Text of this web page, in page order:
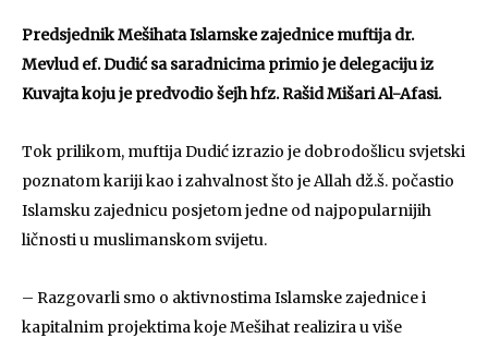
Predsjednik Mešihata Islamske zajednice muftija dr.
Mevlud ef. Dudić sa saradnicima primio je delegaciju iz
Kuvajta koju je predvodio šejh hfz. Rašid Mišari Al-Afasi.
Tok prilikom, muftija Dudić izrazio je dobrodošlicu svjetski
poznatom kariji kao i zahvalnost što je Allah dž.š. počastio
Islamsku zajednicu posjetom jedne od najpopularnijih
ličnosti u muslimanskom svijetu.
– Razgovarli smo o aktivnostima Islamske zajednice i
kapitalnim projektima koje Mešihat realizira u više